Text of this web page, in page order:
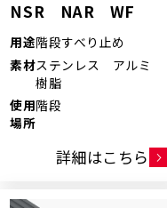
NSR NAR WF
用途階段すべり止め
素材ステンレス アルミ
樹脂
使用
場所
階段
詳細はこちら